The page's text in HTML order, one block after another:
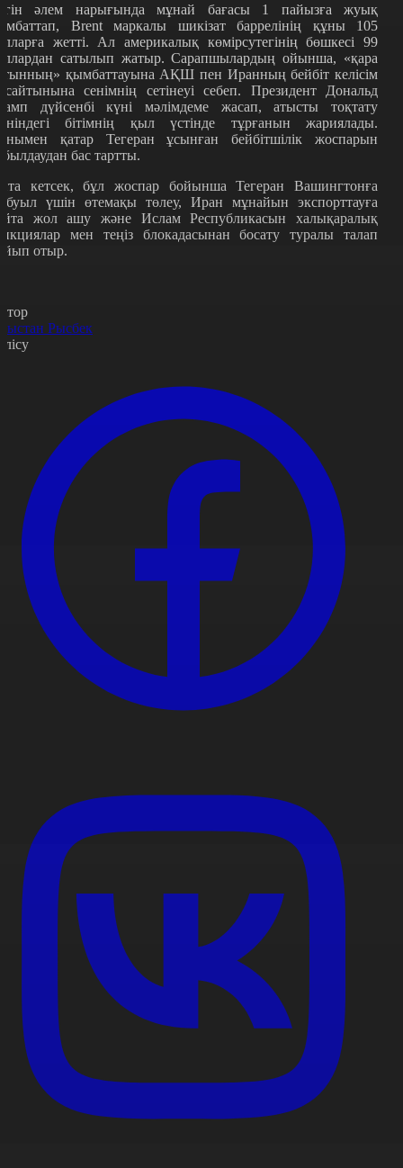
әлем нарығында мұнай бағасы 1 пайызға жуық
Brent маркалы шикізат баррелінің құны 105
жетті. Ал америкалық көмірсутегінің бөшкесі 99
сатылып жатыр. Сарапшылардың ойынша, «қара
қымбаттауына АҚШ пен Иранның бейбіт келісім
сенімнің сетінеуі себеп. Президент Дональд
дүйсенбі күні мәлімдеме жасап, атысты тоқтату
бітімнің қыл үстінде тұрғанын жариялады.
қатар Тегеран ұсынған бейбітшілік жоспарын
бас тартты.
кетсек, бұл жоспар бойынша Тегеран Вашингтонға
үшін өтемақы төлеу, Иран мұнайын экспорттауға
жол ашу және Ислам Республикасын халықаралық
мен теңіз блокадасынан босату туралы талап
отыр.
Рысбек